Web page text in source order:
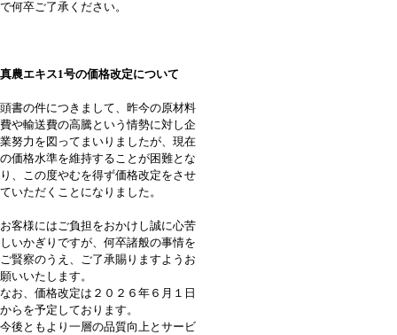
で何卒ご了承ください。
真農エキス1号の価格改定について
頭書の件につきまして、昨今の原材料
費や輸送費の高騰という情勢に対し企
業努力を図ってまいりましたが、現在
の価格水準を維持することが困難とな
り、この度やむを得ず価格改定をさせ
ていただくことになりました。
お客様にはご負担をおかけし誠に心苦
しいかぎりですが、何卒諸般の事情を
ご賢察のうえ、ご了承賜りますようお
願いいたします。
なお、価格改定は２０２６年６月１日
からを予定しております。
今後ともより一層の品質向上とサービ